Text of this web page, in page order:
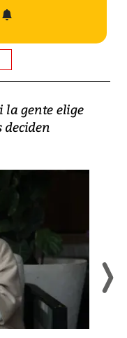
la gente elige
deciden